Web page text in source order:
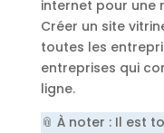
internet pour une
Créer un site
toutes les
entreprises qui
ligne.
📎 À noter : Il est